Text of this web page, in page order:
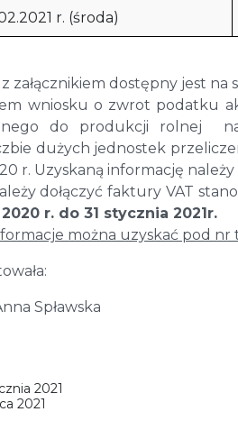
r. (środa)
załącznikiem dostępny jest
wniosku o zwrot podatku
do produkcji rolnej
dużych jednostek
r. Uzyskaną informację należy
dołączyć faktury VAT
r. do 31 stycznia 2021r.
można uzyskać pod nr
Spławska
2021
2021